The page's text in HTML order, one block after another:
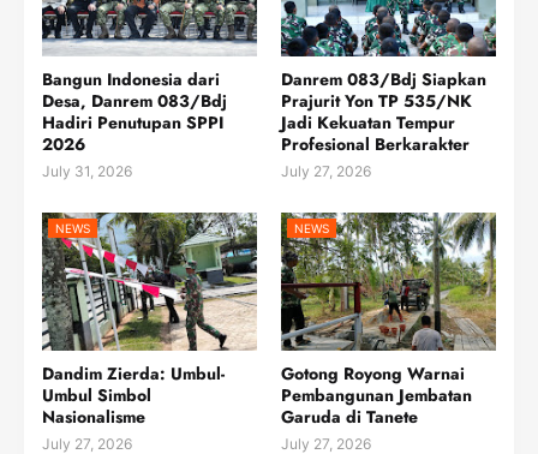
Bangun Indonesia dari
Desa, Danrem 083/Bdj
Hadiri Penutupan SPPI
2026
July 31, 2026
Danrem 083/Bdj Siapkan
Prajurit Yon TP 535/NK
Jadi Kekuatan Tempur
Profesional Berkarakter
July 27, 2026
NEWS
Dandim Zierda: Umbul-
Umbul Simbol
Nasionalisme
July 27, 2026
NEWS
Gotong Royong Warnai
Pembangunan Jembatan
Garuda di Tanete
July 27, 2026